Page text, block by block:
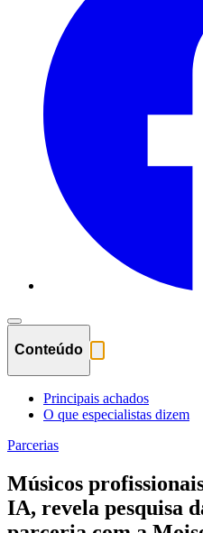
Conteúdo
Principais achados
O que especialistas dizem
Parcerias
Músicos
IA, revela pesquisa